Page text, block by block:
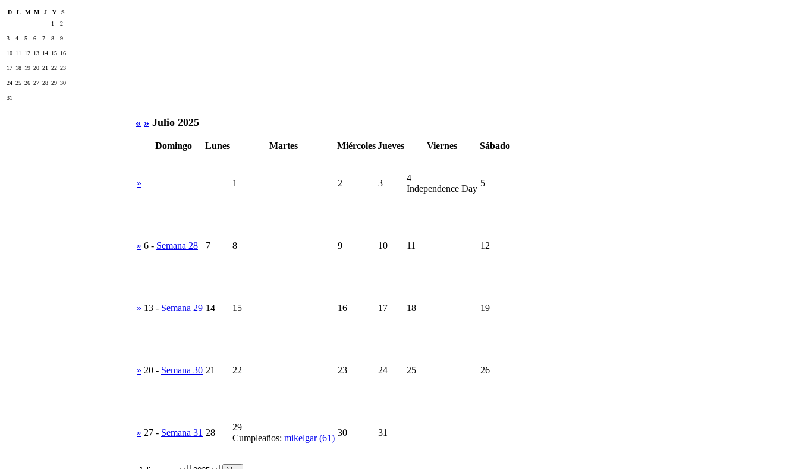
D L M M J V
S
1
2
3 4 5 6 7 8 9
10 11 12 13 14 15 16
17 18 19 20 21 22 23
24 25 26 27 28 29 30
31
« » Julio 2025
Domingo Lunes Martes MiércolesJueves Viernes Sábado
» 1 2 3
4
Independence Day
5
» 6 - Semana 28 7 8 9 10 11 12
» 13 - Semana 29 14 15 16 17 18 19
» 20 - Semana 30 21 22 23 24 25 26
» 27 - Semana 31 28
29
Cumpleaños: mikelgar (61)
30 31